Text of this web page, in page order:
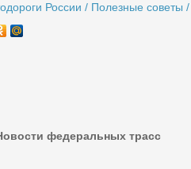
России / Полезные советы
федеральных трасс